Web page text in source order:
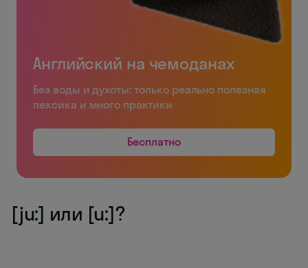
Английский на чемоданах
Без воды и духоты: только реально полезная
лексика и много практики
Бесплатно
[ju:] или [u:]?